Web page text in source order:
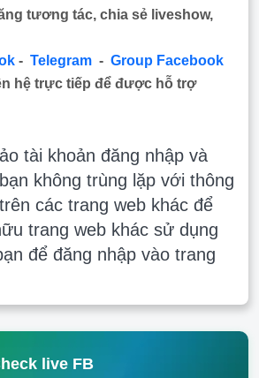
tương tác, chia sẻ liveshow,
- Telegram - Group Facebook
hệ trực tiếp để được hỗ trợ
tài khoản đăng nhập và
không trùng lặp với thông
các trang web khác để
trang web khác sử dụng
để đăng nhập vào trang
live FB